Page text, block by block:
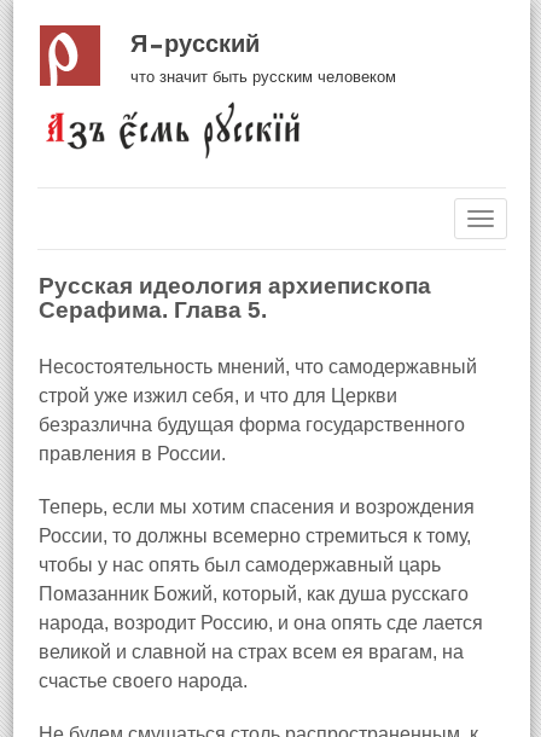
Я русский
что значит быть русским человеком
Русская идеология архиепископа
Серафима. Глава 5.
Несостоятельность мнений, что самодержавный
строй уже изжил себя, и что для Церкви
безразлична будущая форма государственного
правления в России.
Теперь, если мы хотим спасения и возрождения
России, то должны всемерно стремиться к тому,
чтобы у нас опять был самодержавный царь
Помазанник Божий, который, как душа русскаго
народа, возродит Россию, и она опять сде лается
великой и славной на страх всем ея врагам, на
счастье своего народа.